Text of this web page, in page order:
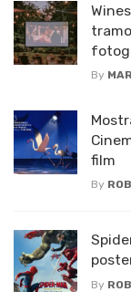
By
film
By
By